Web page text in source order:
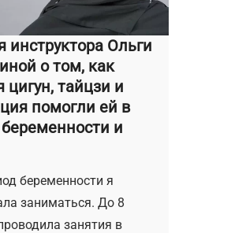
инструктора Ольги
о том, как
цигун, тайцзи и
помогли ей в
и
беременности я
заниматься. До 8
занятия в